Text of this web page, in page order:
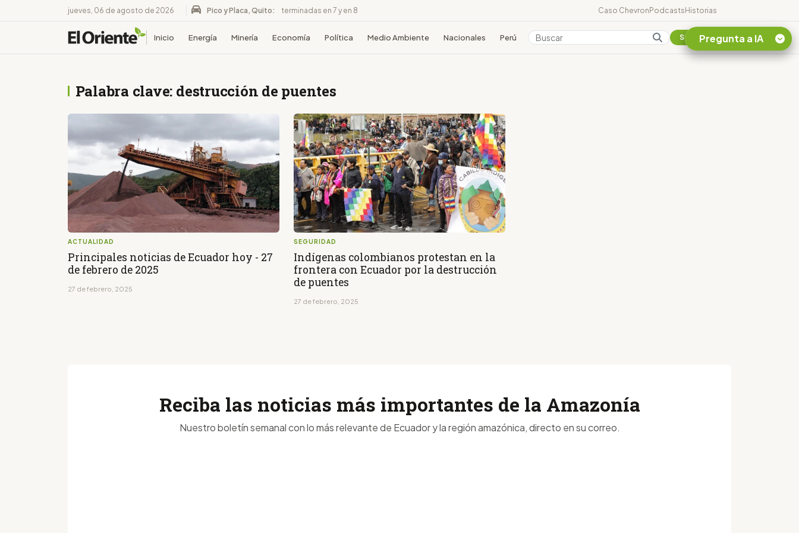
jueves, 06 de agosto de 2026 Pico y Placa, Quito: terminadas en 7 y en 8 Caso ChevronPodcastsHistorias
Inicio Energía Minería Economía Política Medio Ambiente Nacionales Perú Colombia Suscribirse
Palabra clave: destrucción de puentes
ACTUALIDAD
Principales noticias de Ecuador hoy - 27
de febrero de 2025
27 de febrero, 2025
SEGURIDAD
Indígenas colombianos protestan en la
frontera con Ecuador por la destrucción
de puentes
27 de febrero, 2025
Pregunta a IA
Reciba las noticias más importantes de la Amazonía
Nuestro boletín semanal con lo más relevante de Ecuador y la región amazónica, directo en su correo.